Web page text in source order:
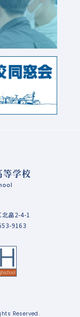
畠2-4-1
9163
Reserved.